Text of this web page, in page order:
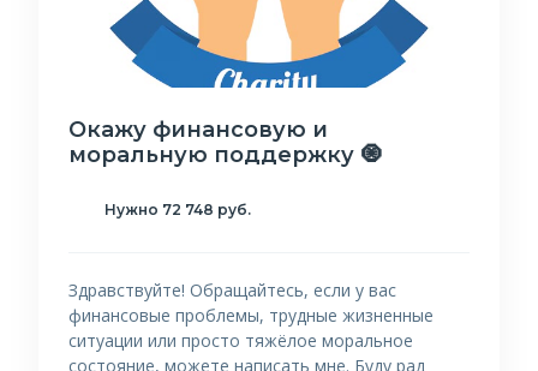
Окажу финансовую и
моральную поддержку 🧿
Нужно 72 748 руб.
Здравствуйте! Обращайтесь, если у вас
финансовые проблемы, трудные жизненные
ситуации или просто тяжёлое моральное
состояние, можете написать мне. Буду рад